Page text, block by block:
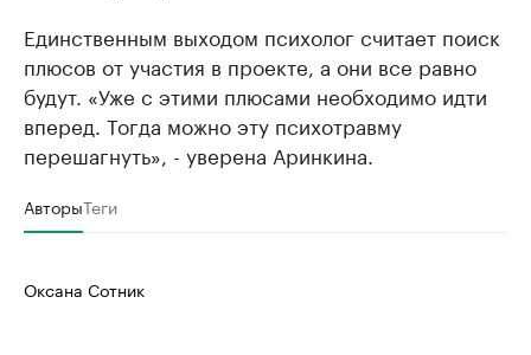
Единственным выходом психолог считает поиск
плюсов от участия в проекте, а они все равно
будут. «Уже с этими плюсами необходимо идти
вперед. Тогда можно эту психотравму
перешагнуть», - уверена Аринкина.
АвторыТеги
Оксана Сотник